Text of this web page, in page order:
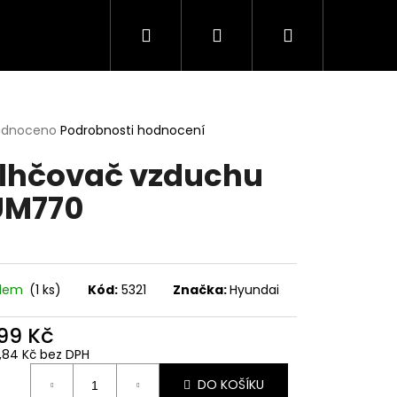
Hledat PřihlášeníNákupní
Podrobnosti hodnocení
vzduchu
(1 ks) Kód: 5321 Značka:Hyundai
Kč
Kč bez DPH
DO KOŠÍKU